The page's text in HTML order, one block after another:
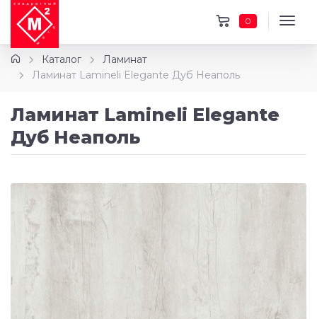
0
Каталог
Ламинат
Ламинат Lamineli Elegante Дуб Неаполь
Ламинат Lamineli Elegante
Дуб Неаполь